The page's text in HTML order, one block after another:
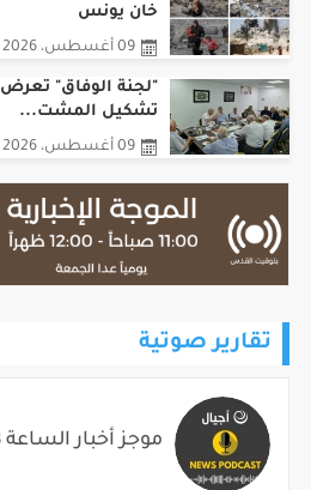
خان يونس
09 أغسطس، 2026 - 06:08pm
"لجنة الوفاق" تعرض
تشكيل المشت...
09 أغسطس، 2026 - 05:08pm
تقارير صوتية
موجز أخبار الساعة 8 م 2026/08/09